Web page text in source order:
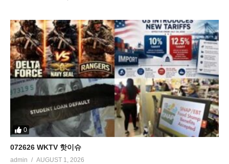
0
072626 WKTV 핫이슈
admin AUGUST 1, 2026